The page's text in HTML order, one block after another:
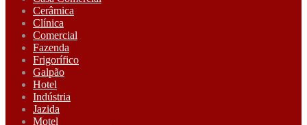
Cerâmica
Clínica
Comercial
Fazenda
Frigorífico
Galpão
Hotel
Indústria
Jazida
Motel